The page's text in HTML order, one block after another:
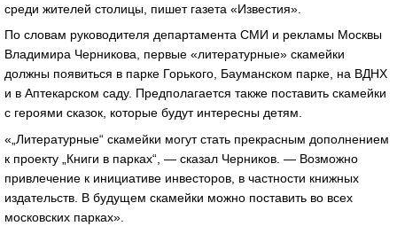
среди жителей столицы, пишет газета «Известия».
По словам руководителя департамента СМИ и рекламы Москвы
Владимира Черникова, первые «литературные» скамейки
должны появиться в парке Горького, Бауманском парке, на ВДНХ
и в Аптекарском саду. Предполагается также поставить скамейки
с героями сказок, которые будут интересны детям.
«„Литературные“ скамейки могут стать прекрасным дополнением
к проекту „Книги в парках“, — сказал Черников. — Возможно
привлечение к инициативе инвесторов, в частности книжных
издательств. В будущем скамейки можно поставить во всех
московских парках».